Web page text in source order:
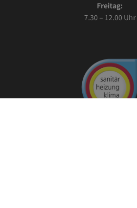
Freitag:
7.30 – 12.00 Uhr